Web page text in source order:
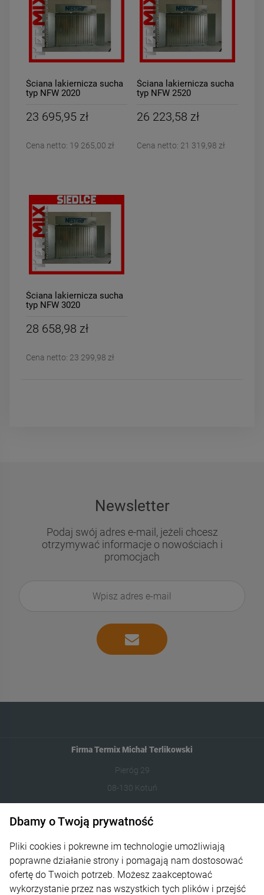
Ściana lakiernicza sucha
typ NFW 2020
23 695,95 zł
Cena netto: 19 265,00 zł
Ściana lakiernicza sucha
typ NFW 2520
26 223,58 zł
Cena netto: 21 319,98 zł
Ściana lakiernicza sucha
typ NFW 3020
28 658,98 zł
Cena netto: 23 299,98 zł
Newsletter
Podaj swój adres e-mail, jeżeli chcesz
otrzymywać informacje o nowościach i
promocjach
Firma Termix Michał Terlikowski
Pieróg 29
08-130 Kotuń
531-422-377
Informacje
Płatność i dostawa
Dbamy o Twoją prywatność
Pliki cookies i pokrewne im technologie umożliwiają
poprawne działanie strony i pomagają nam dostosować
ofertę do Twoich potrzeb. Możesz zaakceptować
wykorzystanie przez nas wszystkich tych plików i przejść